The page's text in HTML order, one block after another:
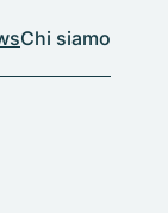
Chi siamo